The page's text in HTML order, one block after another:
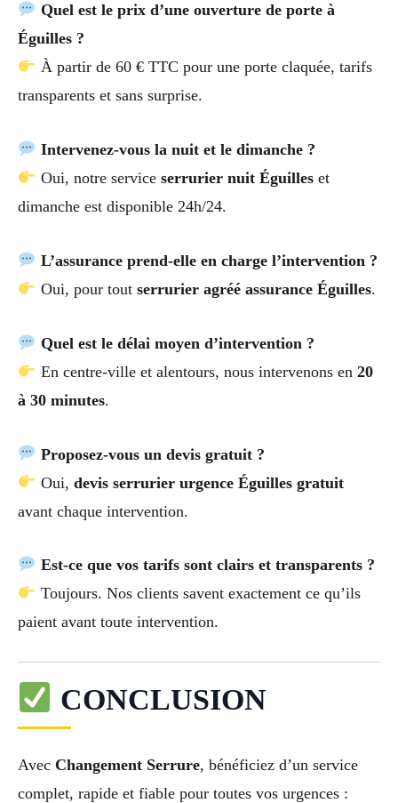
Quel est le prix d’une ouverture de porte à
Éguilles ?
À partir de 60 € TTC pour une porte claquée, tarifs
transparents et sans surprise.
Intervenez-vous la nuit et le dimanche ?
Oui, notre service serrurier nuit Éguilleset
dimanche est disponible 24h/24.
L’assurance prend-elle en charge l’intervention ?
Oui, pour tout serrurier agréé assurance Éguilles.
Quel est le délai moyen d’intervention ?
En centre-ville et alentours, nous intervenons en 20
à 30 minutes.
Proposez-vous un devis gratuit ?
Oui, devis serrurier urgence Éguilles gratuit
avant chaque intervention.
Est-ce que vos tarifs sont clairs et transparents ?
Toujours. Nos clients savent exactement ce qu’ils
paient avant toute intervention.
CONCLUSION
Avec Changement Serrure, bénéficiez d’un service
complet, rapide et fiable pour toutes vos urgences :